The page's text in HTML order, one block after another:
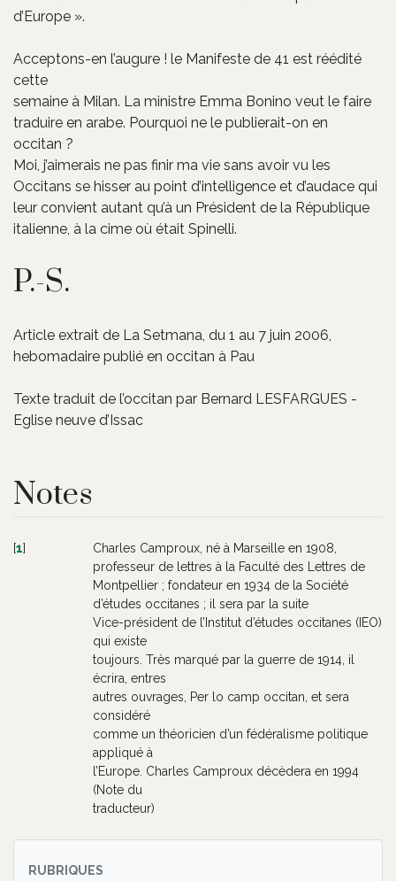
d’Europe ».
Acceptons-en l’augure ! le Manifeste de 41 est réédité
cette
semaine à Milan. La ministre Emma Bonino veut le faire
traduire en arabe. Pourquoi ne le publierait-on en
occitan ?
Moi, j’aimerais ne pas finir ma vie sans avoir vu les
Occitans se hisser au point d’intelligence et d’audace qui
leur convient autant qu’à un Président de la République
italienne, à la cime où était Spinelli.
P.-S.
Article extrait de La Setmana, du 1 au 7 juin 2006,
hebomadaire publié en occitan à Pau
Texte traduit de l’occitan par Bernard LESFARGUES -
Eglise neuve d’Issac
Notes
[1]
Charles Camproux, né à Marseille en 1908,
professeur de lettres à la Faculté des Lettres de
Montpellier ; fondateur en 1934 de la Société
d’études occitanes ; il sera par la suite
Vice-président de l’Institut d’études occitanes (IEO)
qui existe
toujours. Très marqué par la guerre de 1914, il
écrira, entres
autres ouvrages, Per lo camp occitan, et sera
considéré
comme un théoricien d’un fédéralisme politique
appliqué à
l’Europe. Charles Camproux décèdera en 1994
(Note du
traducteur)
RUBRIQUES